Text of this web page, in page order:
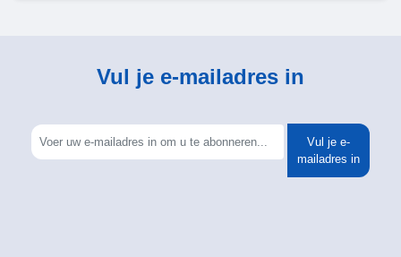
Vul je e-mailadres in
Vul je e-
mailadres in